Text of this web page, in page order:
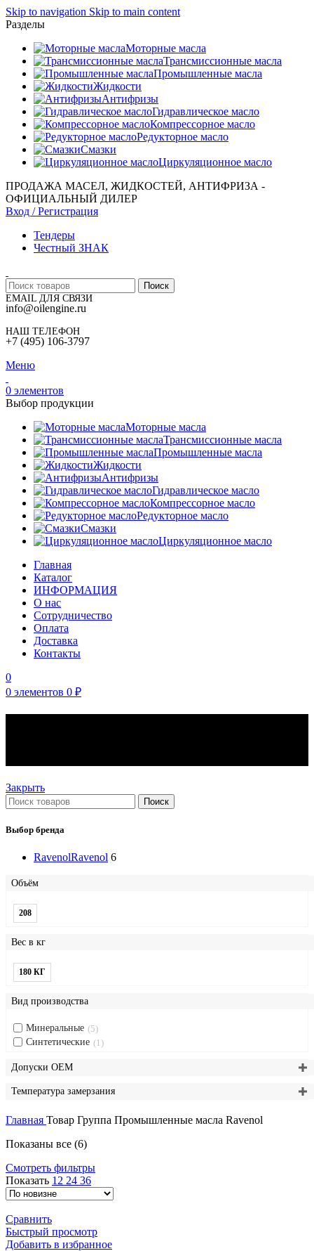
Skip to navigation Skip to main content
Разделы
Моторные масла
Трансмиссионные масла
Промышленные масла
Жидкости
Антифризы
Гидравлическое масло
Компрессорное масло
Редукторное масло
Смазки
Циркуляционное масло
ПРОДАЖА МАСЕЛ, ЖИДКОСТЕЙ, АНТИФРИЗА -
ОФИЦИАЛЬНЫЙ ДИЛЕР
Вход / Регистрация
Тендеры
Честный ЗНАК
Поиск
EMAIL ДЛЯ СВЯЗИ
info@oilengine.ru
НАШ ТЕЛЕФОН
+7 (495) 106-3797
Меню
0 элементов
Выбор продукции
Моторные масла
Трансмиссионные масла
Промышленные масла
Жидкости
Антифризы
Гидравлическое масло
Компрессорное масло
Редукторное масло
Смазки
Циркуляционное масло
Главная
Каталог
ИНФОРМАЦИЯ
О нас
Сотрудничество
Оплата
Доставка
Контакты
0
0 элементов 0 ₽
Закрыть
Поиск
Выбор бренда
RavenolRavenol 6
Объём
208
Вес в кг
180 КГ
Вид производства
Минеральные 5
Синтетические 1
Допуски OEM
Температура замерзания
Главная Товар Группа Промышленные масла Ravenol
Показаны все (6)Сортировка:
недавние
Смотреть фильтры
Показать 12 24 36
Сравнить
Быстрый просмотр
Добавить в избранное